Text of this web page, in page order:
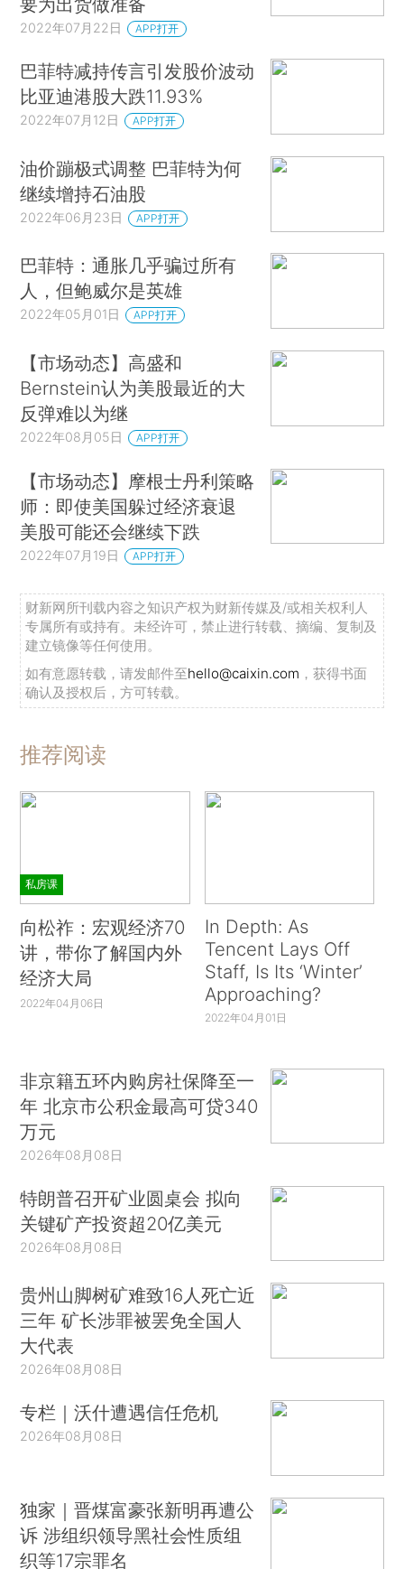
2022年07月22日 APP打开
巴菲特减持传言引发股价波动
比亚迪港股大跌11.93%
2022年07月12日 APP打开
油价蹦极式调整 巴菲特为何
继续增持石油股
2022年06月23日 APP打开
巴菲特：通胀几乎骗过所有
人，但鲍威尔是英雄
2022年05月01日 APP打开
【市场动态】高盛和
Bernstein认为美股最近的大
反弹难以为继
2022年08月05日 APP打开
【市场动态】摩根士丹利策略
师：即使美国躲过经济衰退
美股可能还会继续下跌
2022年07月19日 APP打开
财新网所刊载内容之知识产权为财新传媒及/或相关权利人
专属所有或持有。未经许可，禁止进行转载、摘编、复制及
建立镜像等任何使用。
如有意愿转载，请发邮件至hello@caixin.com ，获得书面
确认及授权后，方可转载。
推荐阅读
私房课
向松祚：宏观经济70
讲，带你了解国内外
经济大局
2022年04月06日
In Depth: As
Tencent Lays Off
Staff, Is Its ‘Winter’
Approaching?
2022年04月01日
非京籍五环内购房社保降至一
年 北京市公积金最高可贷340
万元
2026年08月08日
特朗普召开矿业圆桌会 拟向
关键矿产投资超20亿美元
2026年08月08日
贵州山脚树矿难致16人死亡近
三年 矿长涉罪被罢免全国人
大代表
2026年08月08日
专栏｜沃什遭遇信任危机
2026年08月08日
独家｜晋煤富豪张新明再遭公
诉 涉组织领导黑社会性质组
织等17宗罪名